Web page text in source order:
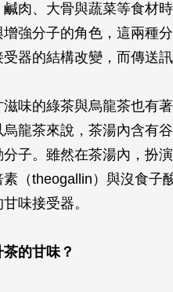
鹹肉、大骨與蔬菜等食材
強分子的角色，這兩種
器的結構改變，而傳送
滋味的綠茶與烏龍茶也有
烏龍茶來說，茶湯內含有
分子。雖然在茶湯內，扮
（theogallin）與沒食子
味接受器。
的甘味？